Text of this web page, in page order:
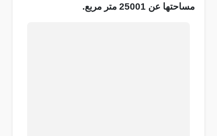
مساحتها عن 25001 متر مربع.